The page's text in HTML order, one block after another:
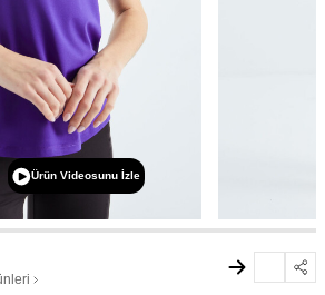
Ürün Videosunu İzle